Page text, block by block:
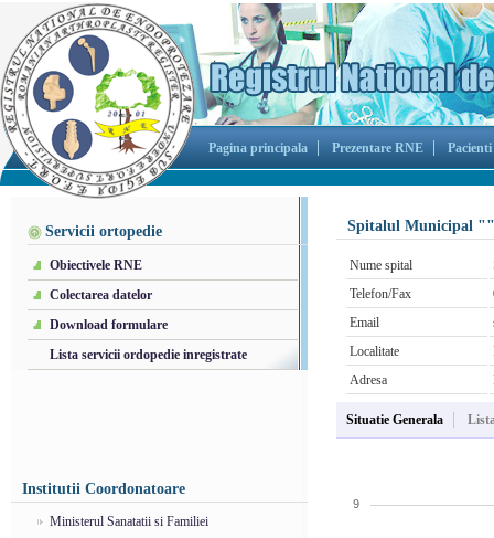
Pagina principala Prezentare RNE Pacienti
Servicii ortopedie
Obiectivele RNE
Colectarea datelor
Download formulare
Lista servicii ordopedie inregistrate
Institutii Coordonatoare
Ministerul Sanatatii si Familiei
Spitalul Municipal
Nume spital
Telefon/Fax
Email
Localitate
Adresa
Situatie Generala
9